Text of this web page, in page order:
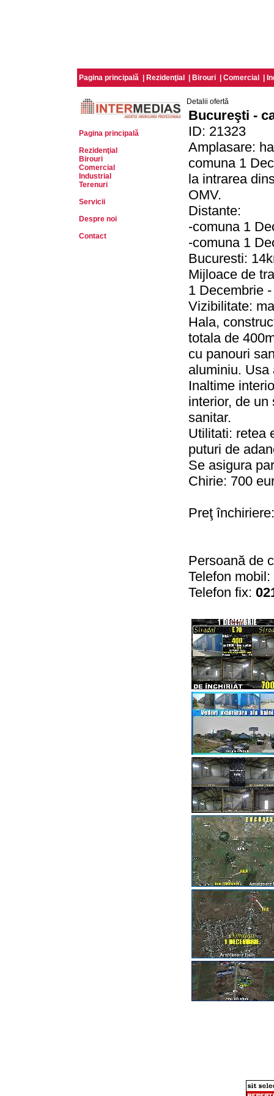
Pagina principală Rezidenţial Birouri Comercial
Pagina principală
Rezidenţial
Birouri
Comercial
Industrial
Terenuri
Servicii
Despre noi
Contact
Detalii ofertă
Bucureşti -
ID: 21323
Amplasare:
comuna 1
la intrarea
OMV.
Distante:
-comuna 1
-comuna 1
Bucuresti:
Mijloace de
1 Decembrie
Vizibilitate:
Hala,
totala de
cu panouri
aluminiu. Usa
Inaltime
interior, de un
sanitar.
Utilitati: retea
puturi de
Se asigura
Chirie: 700
Preţ
Persoană de
Telefon mobil:
Telefon fix: